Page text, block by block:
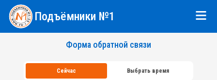
Подъёмники №1
Форма обратной связи
Сейчас Выбрать время